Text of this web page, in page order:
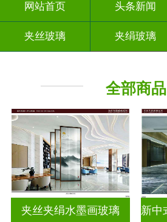
网站首页 头条新闻
夹丝玻璃 夹绢玻璃
全部商品
夹丝夹绢水墨画玻璃